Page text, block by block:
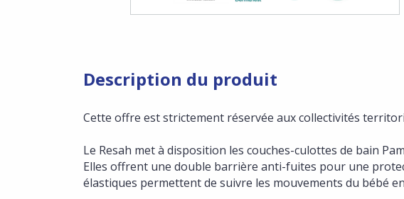
Description du produit
Cette offre est strictement réservée aux collectivités
Le Resah met à disposition les couches-culottes de bain
Elles offrent une double barrière anti-fuites pour une
élastiques permettent de suivre les mouvements du bébé